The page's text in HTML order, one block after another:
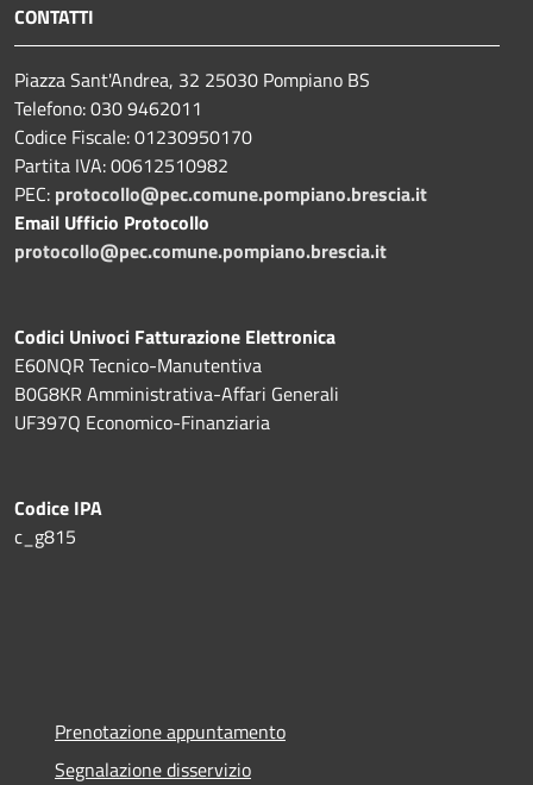
CONTATTI
Piazza Sant'Andrea, 32 25030 Pompiano BS
Telefono: 030 9462011
Codice Fiscale: 01230950170
Partita IVA: 00612510982
PEC: protocollo@pec.comune.pompiano.brescia.it
Email Ufficio Protocollo
protocollo@pec.comune.pompiano.brescia.it
Codici Univoci Fatturazione Elettronica
E60NQR Tecnico-Manutentiva
B0G8KR Amministrativa-Affari Generali
UF397Q Economico-Finanziaria
Codice IPA
c_g815
Prenotazione appuntamento
Segnalazione disservizio